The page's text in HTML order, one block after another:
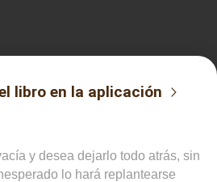
libro en la aplicación
y desea dejarlo todo atrás, sin
lo hará replantearse